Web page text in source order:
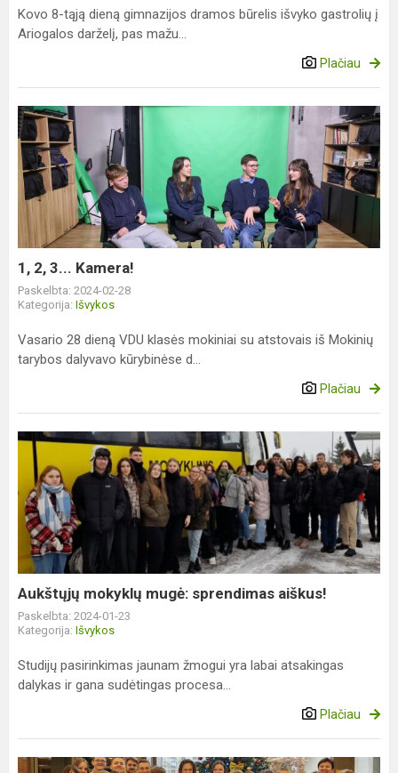
Kovo 8-tąją dieną gimnazijos dramos būrelis išvyko gastrolių į
Ariogalos darželį, pas mažu...
Plačiau
1,
2,
3...
Kamera!
1, 2, 3... Kamera!
Paskelbta: 2024-02-28
Kategorija: Išvykos
Vasario 28 dieną VDU klasės mokiniai su atstovais iš Mokinių
tarybos dalyvavo kūrybinėse d...
Plačiau
Aukštųjų
mokyklų
mugė:
sprendimas
aiškus!
Aukštųjų mokyklų mugė: sprendimas aiškus!
Paskelbta: 2024-01-23
Kategorija: Išvykos
Studijų pasirinkimas jaunam žmogui yra labai atsakingas
dalykas ir gana sudėtingas procesa...
Plačiau
Apsilankėme